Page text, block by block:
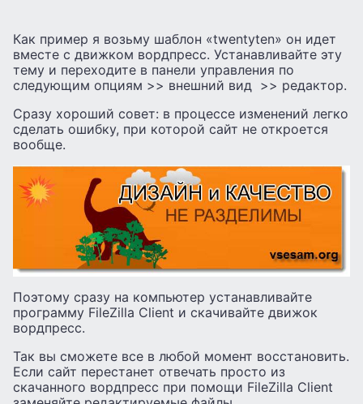
Как пример я возьму шаблон «twentyten» он идет
вместе с движком вордпресс. Устанавливайте эту
тему и переходите в панели управления по
следующим опциям >> внешний вид >> редактор.
Сразу хороший совет: в процессе изменений легко
сделать ошибку, при которой сайт не откроется
вообще.
Поэтому сразу на компьютер устанавливайте
программу FileZilla Client и скачивайте движок
вордпресс.
Так вы сможете все в любой момент восстановить.
Если сайт перестанет отвечать просто из
скачанного вордпресс при помощи FileZilla Client